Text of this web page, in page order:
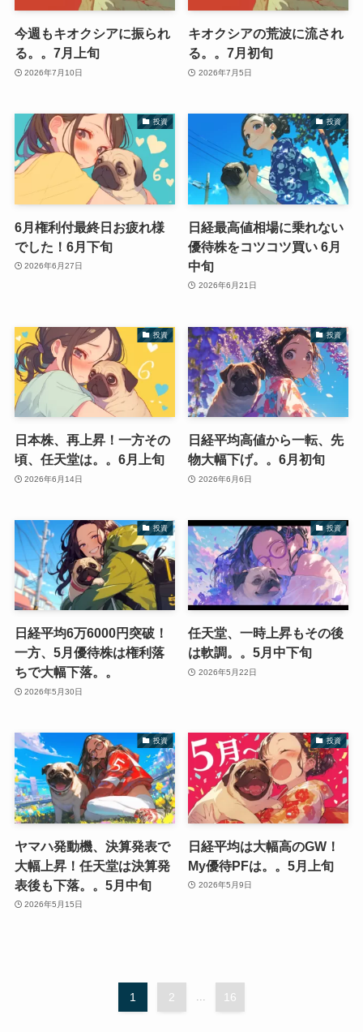
今週もキオクシアに振られ
る。。7月上旬
2026年7月10日
キオクシアの荒波に流され
る。。7月初旬
2026年7月5日
投資
6月権利付最終日お疲れ様
でした！6月下旬
2026年6月27日
投資
日経最高値相場に乗れない
優待株をコツコツ買い 6月
中旬
2026年6月21日
投資
日本株、再上昇！一方その
頃、任天堂は。。6月上旬
2026年6月14日
投資
日経平均高値から一転、先
物大幅下げ。。6月初旬
2026年6月6日
投資
日経平均6万6000円突破！
一方、5月優待株は権利落
ちで大幅下落。。
2026年5月30日
投資
任天堂、一時上昇もその後
は軟調。。5月中下旬
2026年5月22日
投資
ヤマハ発動機、決算発表で
大幅上昇！任天堂は決算発
表後も下落。。5月中旬
2026年5月15日
投資
日経平均は大幅高のGW！
My優待PFは。。5月上旬
2026年5月9日
1 2 16